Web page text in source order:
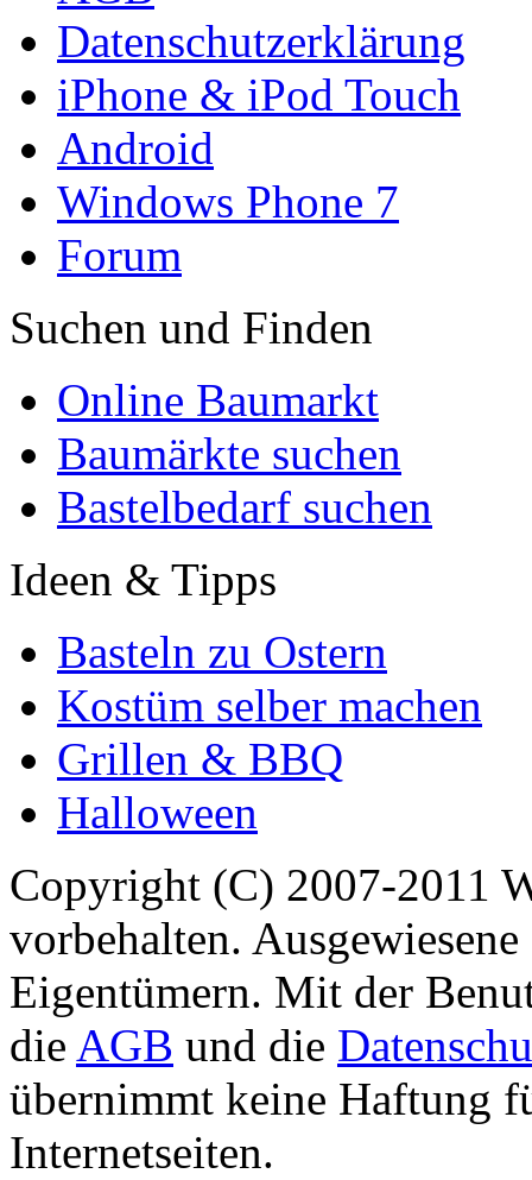
Datenschutzerklärung
iPhone & iPod Touch
Android
Windows Phone 7
Forum
Suchen und Finden
Online Baumarkt
Baumärkte suchen
Bastelbedarf suchen
Ideen & Tipps
Basteln zu Ostern
Kostüm selber machen
Grillen & BBQ
Halloween
Copyright (C) 2007-2011
vorbehalten.
Eigentümern. Mit der
die AGB und die
übernimmt keine Haftung
Internetseiten.